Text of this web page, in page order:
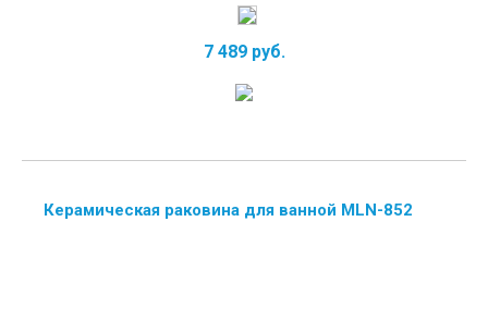
7 489 руб.
Керамическая раковина для ванной MLN-852